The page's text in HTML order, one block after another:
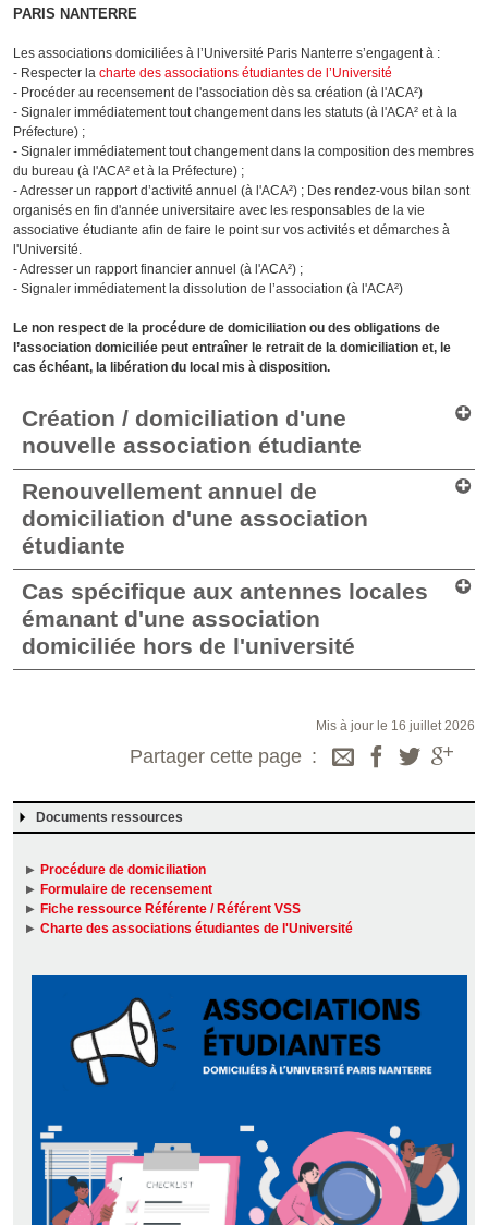
PARIS NANTERRE
Les associations domiciliées à l’Université Paris Nanterre s’engagent à :
- Respecter la charte des associations étudiantes de l’Université
- Procéder au recensement de l'association dès sa création (à l'ACA²)
- Signaler immédiatement tout changement dans les statuts (à l'ACA² et à la
Préfecture) ;
- Signaler immédiatement tout changement dans la composition des membres
du bureau (à l'ACA² et à la Préfecture) ;
- Adresser un rapport d’activité annuel (à l'ACA²) ; Des rendez-vous bilan sont
organisés en fin d'année universitaire avec les responsables de la vie
associative étudiante afin de faire le point sur vos activités et démarches à
l'Université.
- Adresser un rapport financier annuel (à l'ACA²) ;
- Signaler immédiatement la dissolution de l’association (à l'ACA²)
Le non respect de la procédure de domiciliation ou des obligations de
l’association domiciliée peut entraîner le retrait de la domiciliation et, le
cas échéant, la libération du local mis à disposition.
Création / domiciliation d'une
nouvelle association étudiante
Renouvellement annuel de
domiciliation d'une association
étudiante
Cas spécifique aux antennes locales
émanant d'une association
domiciliée hors de l'université
Mis à jour le 16 juillet 2026
Partager cette page
Documents ressources
Procédure de domiciliation
Formulaire de recensement
Fiche ressource Référente / Référent VSS
Charte des associations étudiantes de l'Université